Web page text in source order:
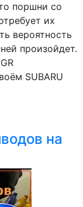
поршни со
их
вероятность
произойдет.
SUBARU
на